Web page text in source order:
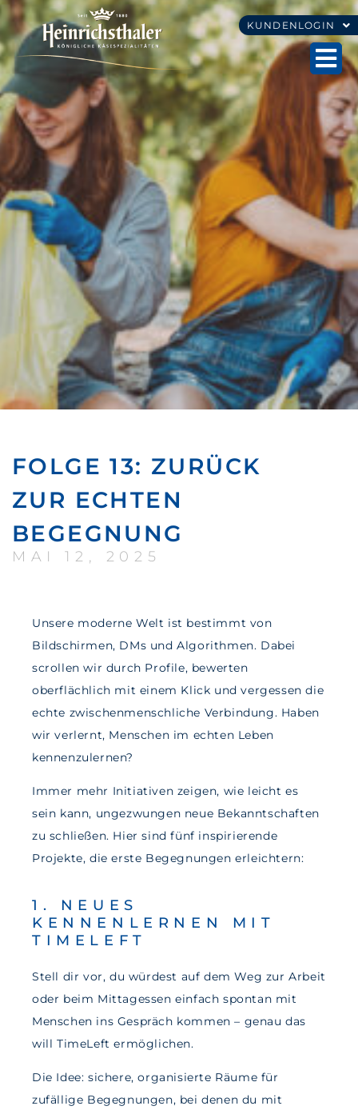
KUNDENLOGIN
FOLGE 13: ZURÜCK
ZUR ECHTEN
BEGEGNUNG
MAI 12, 2025
Unsere moderne Welt ist bestimmt von
Bildschirmen, DMs und Algorithmen. Dabei
scrollen wir durch Profile, bewerten
oberflächlich mit einem Klick und vergessen die
echte zwischenmenschliche Verbindung. Haben
wir verlernt, Menschen im echten Leben
kennenzulernen?
Immer mehr Initiativen zeigen, wie leicht es
sein kann, ungezwungen neue Bekanntschaften
zu schließen. Hier sind fünf inspirierende
Projekte, die erste Begegnungen erleichtern:
1. NEUES
KENNENLERNEN MIT
TIMELEFT
Stell dir vor, du würdest auf dem Weg zur Arbeit
oder beim Mittagessen einfach spontan mit
Menschen ins Gespräch kommen – genau das
will TimeLeft ermöglichen.
Die Idee: sichere, organisierte Räume für
zufällige Begegnungen, bei denen du mit